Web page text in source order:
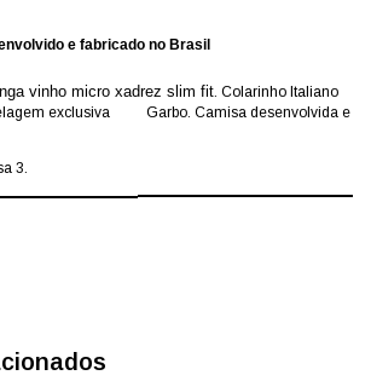
e fabricado no Brasil
vinho micro xadrez slim fit. Colarinho Italiano
exclusiva Garbo. Camisa desenvolvida e
3.